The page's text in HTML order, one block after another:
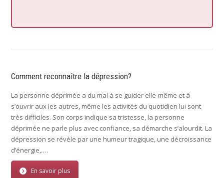
Comment reconnaître la dépression?
La personne déprimée a du mal à se guider elle-même et à
s’ouvrir aux les autres, même les activités du quotidien lui sont
très difficiles. Son corps indique sa tristesse, la personne
déprimée ne parle plus avec confiance, sa démarche s’alourdit. La
dépression se révèle par une humeur tragique, une décroissance
d’énergie,….
En savoir plus